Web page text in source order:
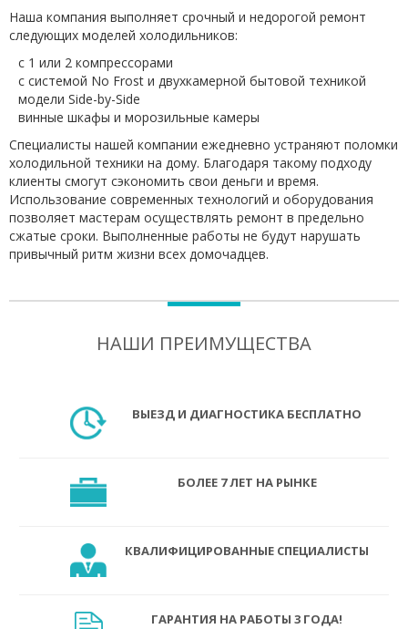
Наша компания выполняет срочный и недорогой ремонт
следующих моделей холодильников:
с 1 или 2 компрессорами
с системой No Frost и двухкамерной бытовой техникой
модели Side-by-Side
винные шкафы и морозильные камеры
Специалисты нашей компании ежедневно устраняют поломки
холодильной техники на дому. Благодаря такому подходу
клиенты смогут сэкономить свои деньги и время.
Использование современных технологий и оборудования
позволяет мастерам осуществлять ремонт в предельно
сжатые сроки. Выполненные работы не будут нарушать
привычный ритм жизни всех домочадцев.
НАШИ ПРЕИМУЩЕСТВА
ВЫЕЗД И ДИАГНОСТИКА БЕСПЛАТНО
БОЛЕЕ 7 ЛЕТ НА РЫНКЕ
КВАЛИФИЦИРОВАННЫЕ СПЕЦИАЛИСТЫ
ГАРАНТИЯ НА РАБОТЫ 3 ГОДА!